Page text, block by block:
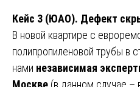
Кейс 3 (ЮАО). Дефект
В новой квартире с
полипропиленовой трубы в
нами независимая
Москве (в данном случае –